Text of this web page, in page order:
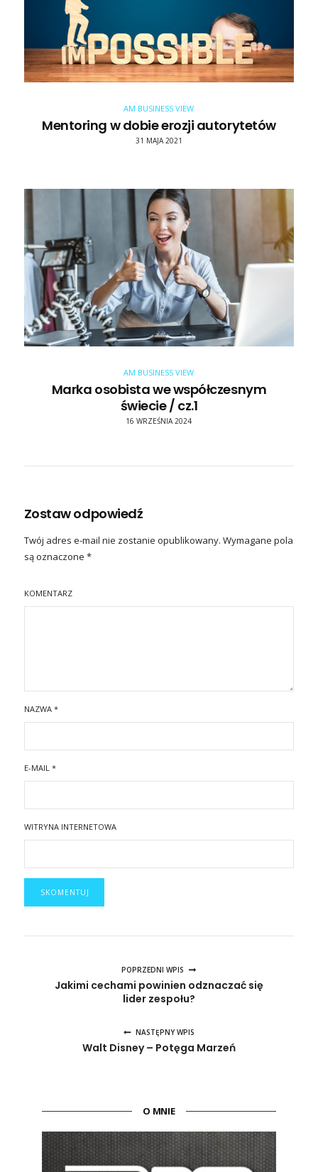
AM BUSINESS VIEW
Mentoring w dobie erozji autorytetów
31 MAJA 2021
AM BUSINESS VIEW
Marka osobista we współczesnym
świecie / cz.1
16 WRZEŚNIA 2024
Zostaw odpowiedź
Twój adres e-mail nie zostanie opublikowany. Wymagane pola
są oznaczone *
KOMENTARZ
NAZWA *
E-MAIL *
WITRYNA INTERNETOWA
POPRZEDNI WPIS
Jakimi cechami powinien odznaczać się
lider zespołu?
NASTĘPNY WPIS
Walt Disney – Potęga Marzeń
O MNIE